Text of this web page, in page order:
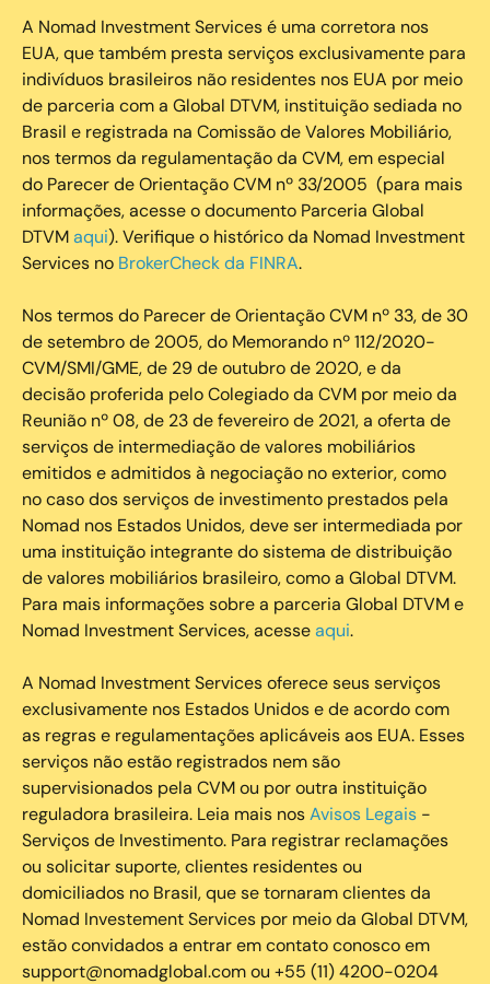
‍A Nomad Investment Services é uma corretora nos
EUA, que também presta serviços exclusivamente para
indivíduos brasileiros não residentes nos EUA por meio
de parceria com a Global DTVM, instituição sediada no
Brasil e registrada na Comissão de Valores Mobiliário,
nos termos da regulamentação da CVM, em especial
do Parecer de Orientação CVM nº 33/2005 (para mais
informações, acesse o documento Parceria Global
DTVMaqui). Verifique o histórico da Nomad Investment
Services no BrokerCheck da FINRA.
Nos termos do Parecer de Orientação CVM nº 33, de 30
de setembro de 2005, do Memorando nº 112/2020-
CVM/SMI/GME, de 29 de outubro de 2020, e da
decisão proferida pelo Colegiado da CVM por meio da
Reunião nº 08, de 23 de fevereiro de 2021, a oferta de
serviços de intermediação de valores mobiliários
emitidos e admitidos à negociação no exterior, como
no caso dos serviços de investimento prestados pela
Nomad nos Estados Unidos, deve ser intermediada por
uma instituição integrante do sistema de distribuição
de valores mobiliários brasileiro, como a Global DTVM.
Para mais informações sobre a parceria Global DTVM e
Nomad Investment Services, acesseaqui.
A Nomad Investment Services oferece seus serviços
exclusivamente nos Estados Unidos e de acordo com
as regras e regulamentações aplicáveis aos EUA. Esses
serviços não estão registrados nem são
supervisionados pela CVM ou por outra instituição
reguladora brasileira. Leia mais nosAvisos Legais -
Serviços de Investimento. Para registrar reclamações
ou solicitar suporte, clientes residentes ou
domiciliados no Brasil, que se tornaram clientes da
Nomad Investement Services por meio da Global DTVM,
estão convidados a entrar em contato conosco em
support@nomadglobal.com ou +55 (11) 4200-0204